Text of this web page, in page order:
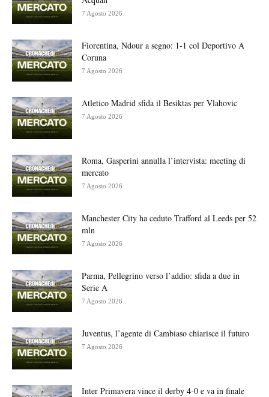
7 Agosto 2026
Fiorentina, Ndour a segno: 1-1 col Deportivo A
Coruna
7 Agosto 2026
Atletico Madrid sfida il Besiktas per Vlahovic
7 Agosto 2026
Roma, Gasperini annulla l’intervista: meeting di
mercato
7 Agosto 2026
Manchester City ha ceduto Trafford al Leeds per 52
mln
7 Agosto 2026
Parma, Pellegrino verso l’addio: sfida a due in
Serie A
7 Agosto 2026
Juventus, l’agente di Cambiaso chiarisce il futuro
7 Agosto 2026
Inter Primavera vince il derby 4-0 e va in finale